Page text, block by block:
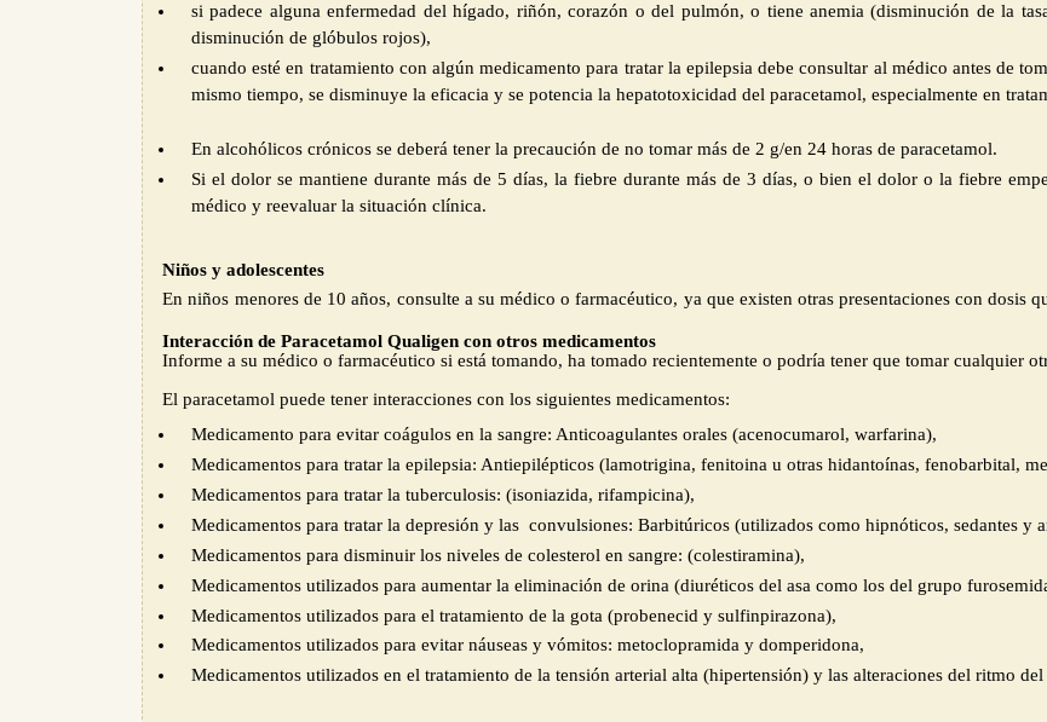
si padece alguna enfermedad del hígado, riñón, corazón o del pulmón, o tiene anemia (disminución de la
disminución de glóbulos rojos),
cuando esté en tratamiento con algún medicamento para tratar la epilepsia debe consultar al médico antes de
mismo tiempo, se disminuye la eficacia y se potencia la hepatotoxicidad del paracetamol, especialmente en
En alcohólicos crónicos se deberá tener la precaución de no tomar más de 2 g/en 24 horas de paracetamol.
Si el dolor se mantiene durante más de 5 días, la fiebre durante más de 3 días, o bien el dolor o la fiebre
médico y reevaluar la situación clínica.
Niños y adolescentes
En niños menores de 10 años, consulte a su médico o farmacéutico, ya que existen otras presentaciones con dosis
Interacción de Paracetamol Qualigen con otros medicamentos
Informe a su médico o farmacéutico si está tomando, ha tomado recientemente o podría tener que tomar cualquier
El paracetamol puede tener interacciones con los siguientes medicamentos:
Medicamento para evitar coágulos en la sangre: Anticoagulantes orales (acenocumarol, warfarina),
Medicamentos para tratar la epilepsia: Antiepilépticos (lamotrigina, fenitoina u otras hidantoínas, fenobarbital,
Medicamentos para tratar la tuberculosis: (isoniazida, rifampicina),
Medicamentos para tratar la depresión y las convulsiones: Barbitúricos (utilizados como hipnóticos, sedantes y
Medicamentos para disminuir los niveles de colesterol en sangre: (colestiramina),
Medicamentos utilizados para aumentar la eliminación de orina (diuréticos del asa como los del grupo
Medicamentos utilizados para el tratamiento de la gota (probenecid y sulfinpirazona),
Medicamentos utilizados para evitar náuseas y vómitos: metoclopramida y domperidona,
Medicamentos utilizados en el tratamiento de la tensión arterial alta (hipertensión) y las alteraciones del ritmo